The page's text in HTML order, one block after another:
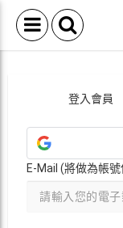
登入會員
E-Mail (將做為帳